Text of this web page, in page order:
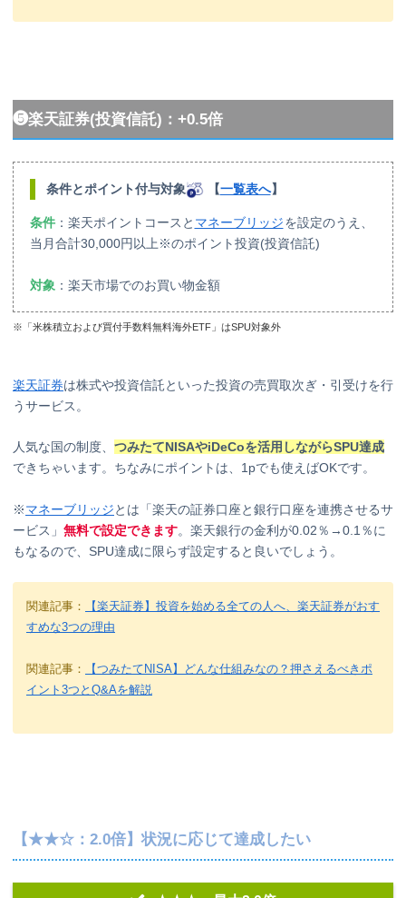
❺楽天証券(投資信託)：+0.5倍
条件とポイント付与対象 【一覧表へ】
条件：楽天ポイントコースと マネーブリッジを設定のうえ、
当月合計30,000円以上※のポイント投資(投資信託)
対象 ：楽天市場でのお買い物金額
※「米株積立および買付手数料無料海外ETF」はSPU対象外
楽天証券は株式や投資信託といった投資の売買取次ぎ・引受けを行
うサービス。
人気な国の制度、 つみたてNISAやiDeCoを活用しながらSPU達成
できちゃいます。ちなみにポイントは、1pでも使えばOKです。
※マネーブリッジとは「楽天の証券口座と銀行口座を連携させるサ
ービス」 無料で設定できます。楽天銀行の金利が0.02％→0.1％に
もなるので、SPU達成に限らず設定すると良いでしょう。
関連記事：
【楽天証券】投資を始める全ての人へ、楽天証券がおす
すめな3つの理由
関連記事：
【つみたてNISA】どんな仕組みなの？押さえるべきポ
イント3つとQ&Aを解説
【★★☆：2.0倍】状況に応じて達成したい